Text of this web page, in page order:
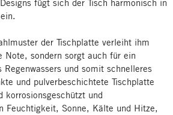
fügt sich der Tisch harmonisch in
der Tischplatte verleiht ihm
Note, sondern sorgt auch für ein
Regenwassers und somit schnelleres
und pulverbeschichtete Tischplatte
korrosionsgeschützt und
Feuchtigkeit, Sonne, Kälte und Hitze,